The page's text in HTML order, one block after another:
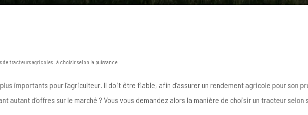
de tracteurs agricoles : à choisir selon la puissance
importants pour l’agriculteur. Il doit être fiable, afin d’assurer un rendement agricole pour son
autant d’offres sur le marché ? Vous vous demandez alors la manière de choisir un tracteur selon